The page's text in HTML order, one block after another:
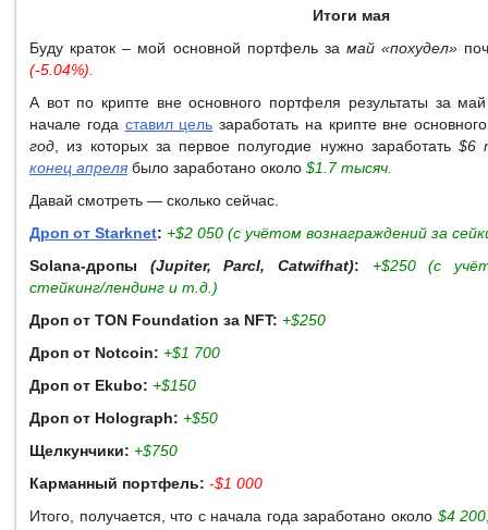
Итоги мая
Буду краток – мой основной портфель замай «похудел»
(-5.04%).
А вот по крипте вне основного портфеля результаты за
начале года ставил цель заработать на крипте вне
год , из которых за первое полугодие нужно заработать $6
конец апреля было заработано около $1.7 тысяч.
Давай смотреть — сколько сейчас.
Дроп от Starknet: +$2 050 (с учётом вознаграждений за
Solana-дропы (Jupiter, Parcl, Catwifhat):
+$250 (с
стейкинг/лендинг и т.д.)
Дроп от TON Foundation за NFT: +$250
Дроп от Notcoin: +$1 700
Дроп от Ekubo: +$150
Дроп от Holograph: +$50
Щелкунчики: +$750
Карманный портфель: -$1 000
Итого, получается, что с начала года заработано около $4 200